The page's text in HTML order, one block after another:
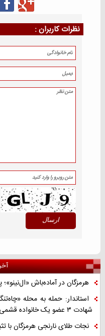
نظرات كاربران :
هرمزگان در آماده‌باش
استاندار: حمله به محله
شهادت ۳ عضو یک خانواده قشمی
نجات طلای نارنجی هرمزگان با